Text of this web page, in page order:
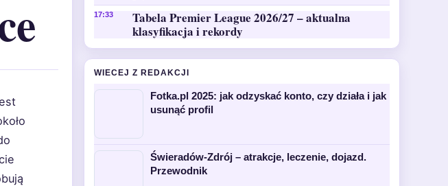
17:33
Tabela Premier League 2026/27 – aktualna
klasyfikacja i rekordy
WIECEJ Z REDAKCJI
Fotka.pl 2025: jak odzyskać konto, czy działa i jak
usunąć profil
Świeradów-Zdrój – atrakcje, leczenie, dojazd.
Przewodnik